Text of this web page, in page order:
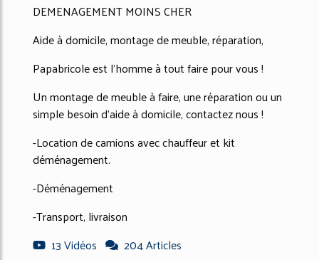
DEMENAGEMENT MOINS CHER
Aide à domicile, montage de meuble, réparation,
Papabricole est l'homme à tout faire pour vous !
Un montage de meuble à faire, une réparation ou un
simple besoin d'aide à domicile, contactez nous !
-Location de camions avec chauffeur et kit
déménagement.
-Déménagement
-Transport, livraison
13 Vidéos
204 Articles